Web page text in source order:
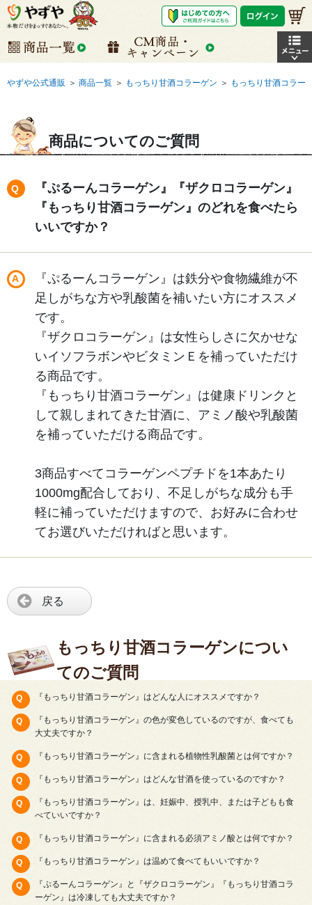
やずや公式通販 ＞ 商品一覧 ＞ もっちり甘酒コラーゲン ＞ もっちり甘酒コラー
商品についてのご質問
『ぷるーんコラーゲン』『ザクロコラーゲン』
『もっちり甘酒コラーゲン』のどれを食べたら
いいですか？
『ぷるーんコラーゲン』は鉄分や食物繊維が不
足しがちな方や乳酸菌を補いたい方にオススメ
です。
『ザクロコラーゲン』は女性らしさに欠かせな
いイソフラボンやビタミンＥを補っていただけ
る商品です。
『もっちり甘酒コラーゲン』は健康ドリンクと
して親しまれてきた甘酒に、アミノ酸や乳酸菌
を補っていただける商品です。
3商品すべてコラーゲンペプチドを1本あたり
1000mg配合しており、不足しがちな成分も手
軽に補っていただけますので、お好みに合わせ
てお選びいただければと思います。
戻る
もっちり甘酒コラーゲンについ
てのご質問
『もっちり甘酒コラーゲン』はどんな人にオススメですか？
『もっちり甘酒コラーゲン』の色が変色しているのですが、食べても
大丈夫ですか？
『もっちり甘酒コラーゲン』に含まれる植物性乳酸菌とは何ですか？
『もっちり甘酒コラーゲン』はどんな甘酒を使っているのですか？
『もっちり甘酒コラーゲン』は、妊娠中、授乳中、または子どもも食
べていいですか？
『もっちり甘酒コラーゲン』に含まれる必須アミノ酸とは何ですか？
『もっちり甘酒コラーゲン』は温めて食べてもいいですか？
『ぷるーんコラーゲン』と『ザクロコラーゲン』『もっちり甘酒コラ
ーゲン』は冷凍しても大丈夫ですか？